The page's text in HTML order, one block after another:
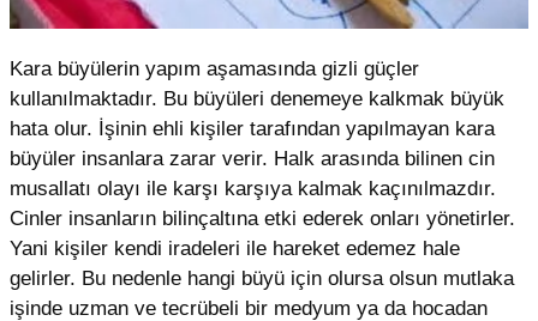
Kara büyülerin yapım aşamasında gizli güçler
kullanılmaktadır. Bu büyüleri denemeye kalkmak büyük
hata olur. İşinin ehli kişiler tarafından yapılmayan kara
büyüler insanlara zarar verir. Halk arasında bilinen cin
musallatı olayı ile karşı karşıya kalmak kaçınılmazdır.
Cinler insanların bilinçaltına etki ederek onları yönetirler.
Yani kişiler kendi iradeleri ile hareket edemez hale
gelirler. Bu nedenle hangi büyü için olursa olsun mutlaka
işinde uzman ve tecrübeli bir medyum ya da hocadan